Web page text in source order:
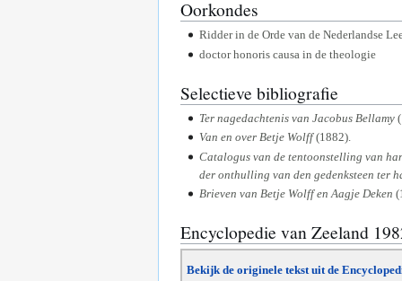
Oorkondes
Ridder in de Orde van de Nederlandse
doctor honoris causa in de theologie
Selectieve bibliografie
Ter nagedachtenis van Jacobus Bellamy
Van en over Betje Wolff(1882).
Catalogus van de tentoonstelling van
der onthulling van den gedenksteen ter
Brieven van Betje Wolff en Aagje Deken
Encyclopedie van Zeeland
Bekijk de originele tekst uit de